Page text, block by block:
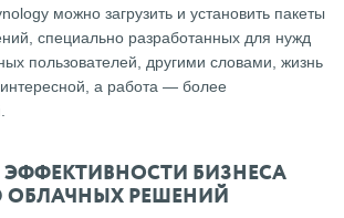
можно загрузить и установить пакеты
специально разработанных для нужд
пользователей, другими словами, жизнь
а работа — более
БИЗНЕСА
РЕШЕНИЙ